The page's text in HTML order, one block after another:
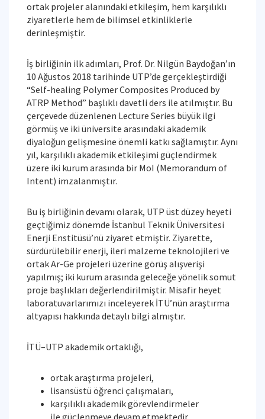
ortak projeler alanındaki etkileşim, hem karşılıklı
ziyaretlerle hem de bilimsel etkinliklerle
derinleşmiştir.
İş birliğinin ilk adımları, Prof. Dr. Nilgün Baydoğan’ın
10 Ağustos 2018 tarihinde UTP’de gerçekleştirdiği
“Self-healing Polymer Composites Produced by
ATRP Method” başlıklı davetli ders ile atılmıştır. Bu
çerçevede düzenlenen Lecture Series büyük ilgi
görmüş ve iki üniversite arasındaki akademik
diyaloğun gelişmesine önemli katkı sağlamıştır. Aynı
yıl, karşılıklı akademik etkileşimi güçlendirmek
üzere iki kurum arasında bir MoI (Memorandum of
Intent) imzalanmıştır.
Bu iş birliğinin devamı olarak, UTP üst düzey heyeti
geçtiğimiz dönemde İstanbul Teknik Üniversitesi
Enerji Enstitüsü’nü ziyaret etmiştir. Ziyarette,
sürdürülebilir enerji, ileri malzeme teknolojileri ve
ortak Ar-Ge projeleri üzerine görüş alışverişi
yapılmış; iki kurum arasında geleceğe yönelik somut
proje başlıkları değerlendirilmiştir. Misafir heyet
laboratuvarlarımızı inceleyerek İTÜ’nün araştırma
altyapısı hakkında detaylı bilgi almıştır.
İTÜ–UTP akademik ortaklığı,
ortak araştırma projeleri,
lisansüstü öğrenci çalışmaları,
karşılıklı akademik görevlendirmeler
ile güçlenmeye devam etmektedir.